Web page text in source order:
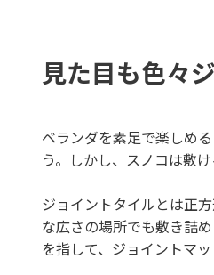
見た目も色々
ベランダを素足で楽しめ
う。しかし、スノコは敷
ジョイントタイルとは正
な広さの場所でも敷き詰
を指して、ジョイントマ